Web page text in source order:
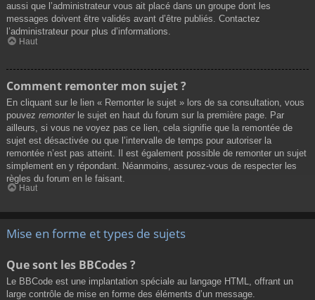
aussi que l’administrateur vous ait placé dans un groupe dont les
messages doivent être validés avant d’être publiés. Contactez
l’administrateur pour plus d’informations.
Haut
Comment remonter mon sujet ?
En cliquant sur le lien « Remonter le sujet » lors de sa consultation, vous
pouvez remonterle sujet en haut du forum sur la première page. Par
ailleurs, si vous ne voyez pas ce lien, cela signifie que la remontée de
sujet est désactivée ou que l’intervalle de temps pour autoriser la
remontée n’est pas atteint. Il est également possible de remonter un sujet
simplement en y répondant. Néanmoins, assurez-vous de respecter les
règles du forum en le faisant.
Haut
Mise en forme et types de sujets
Que sont les BBCodes ?
Le BBCode est une implantation spéciale au langage HTML, offrant un
large contrôle de mise en forme des éléments d’un message.